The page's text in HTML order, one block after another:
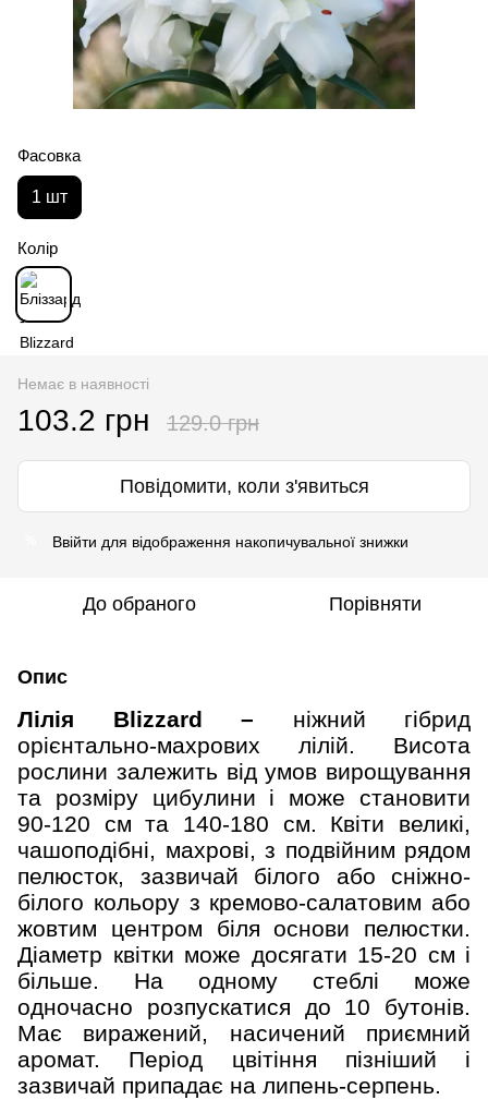
Фасовка
1 шт
Колір
Немає в наявності
103.2 грн 129.0 грн
Повідомити, коли з'явиться
Ввійти для відображення накопичувальної знижки
До обраного Порівняти
Опис
Лілія Blizzard – ніжний гібрид
орієнтально-махрових лілій. Висота
рослини залежить від умов вирощування
та розміру цибулини і може становити
90-120 см та 140-180 см. Квіти великі,
чашоподібні, махрові, з подвійним рядом
пелюсток, зазвичай білого або сніжно-
білого кольору з кремово-салатовим або
жовтим центром біля основи пелюстки.
Діаметр квітки може досягати 15-20 см і
більше. На одному стеблі може
одночасно розпускатися до 10 бутонів.
Має виражений, насичений приємний
аромат. Період цвітіння пізніший і
зазвичай припадає на липень-серпень.